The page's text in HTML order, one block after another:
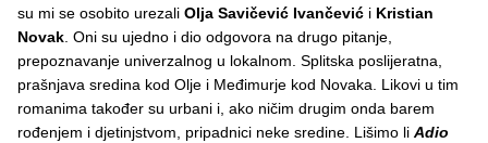
su mi se osobito urezali Olja Savičević Ivančević i Kristian
Novak . Oni su ujedno i dio odgovora na drugo pitanje,
prepoznavanje univerzalnog u lokalnom. Splitska poslijeratna,
prašnjava sredina kod Olje i Međimurje kod Novaka. Likovi u tim
romanima također su urbani i, ako ničim drugim onda barem
rođenjem i djetinjstvom, pripadnici neke sredine. Lišimo li Adio